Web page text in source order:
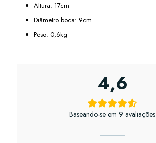
Altura: 17cm
Diâmetro boca: 9cm
Peso: 0,6kg
4,6
Baseando-se em 9 avaliações